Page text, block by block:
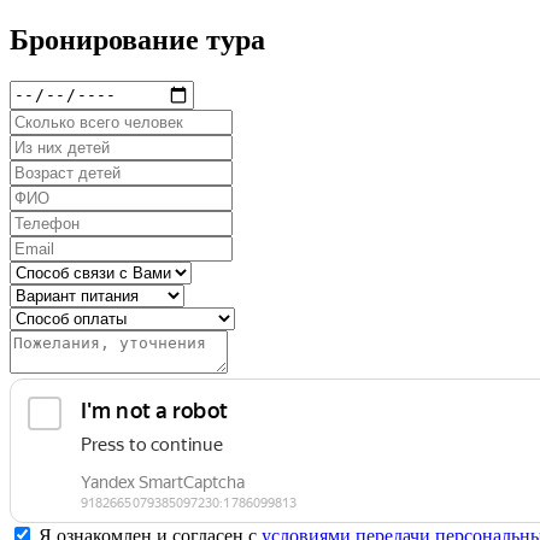
Бронирование тура
Я ознакомлен и согласен с условиями передачи